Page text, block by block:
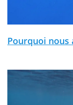
Pourquoi nous